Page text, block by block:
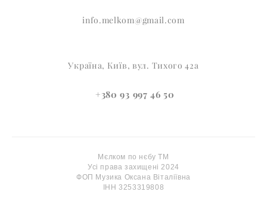
info.melkom@gmail.com
Україна, Київ, вул. Тихого 42а
+380 93 997 46 50
Мєлком по нєбу ТМ
Усі права захищені 2024
ФОП Музика Оксана Віталіївна
ІНН 3253319808